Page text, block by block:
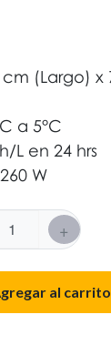
cm (Largo)
a 5°C
L en 24 hrs
260 W
+
al carrito